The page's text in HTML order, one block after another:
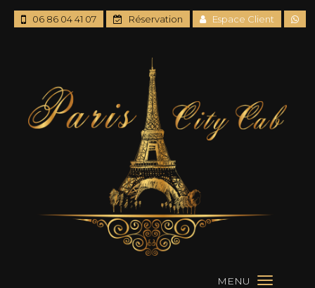
MENU
06 86 04 41 07 Réservation Espace Client